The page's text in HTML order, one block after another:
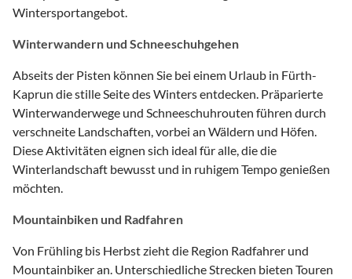
Wintersportangebot.
Winterwandern und Schneeschuhgehen
Abseits der Pisten können Sie bei einem Urlaub in Fürth-
Kaprun die stille Seite des Winters entdecken. Präparierte
Winterwanderwege und Schneeschuhrouten führen durch
verschneite Landschaften, vorbei an Wäldern und Höfen.
Diese Aktivitäten eignen sich ideal für alle, die die
Winterlandschaft bewusst und in ruhigem Tempo genießen
möchten.
Mountainbiken und Radfahren
Von Frühling bis Herbst zieht die Region Radfahrer und
Mountainbiker an. Unterschiedliche Strecken bieten Touren